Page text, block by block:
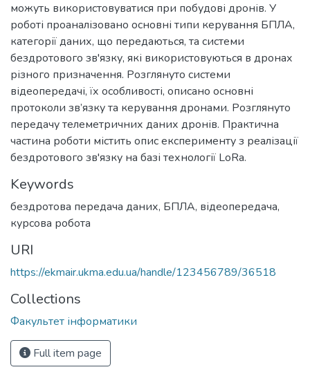
можуть використовуватися при побудові дронів. У
роботі проаналізовано основні типи керування БПЛА,
категорії даних, що передаються, та системи
бездротового зв'язку, які використовуються в дронах
різного призначення. Розглянуто системи
відеопередачі, їх особливості, описано основні
протоколи зв’язку та керування дронами. Розглянуто
передачу телеметричних даних дронів. Практична
частина роботи містить опис експерименту з реалізації
бездротового зв'язку на базі технології LoRa.
Keywords
бездротова передача даних, БПЛА, відеопередача,
курсова робота
URI
https://ekmair.ukma.edu.ua/handle/123456789/36518
Collections
Факультет інформатики
Full item page